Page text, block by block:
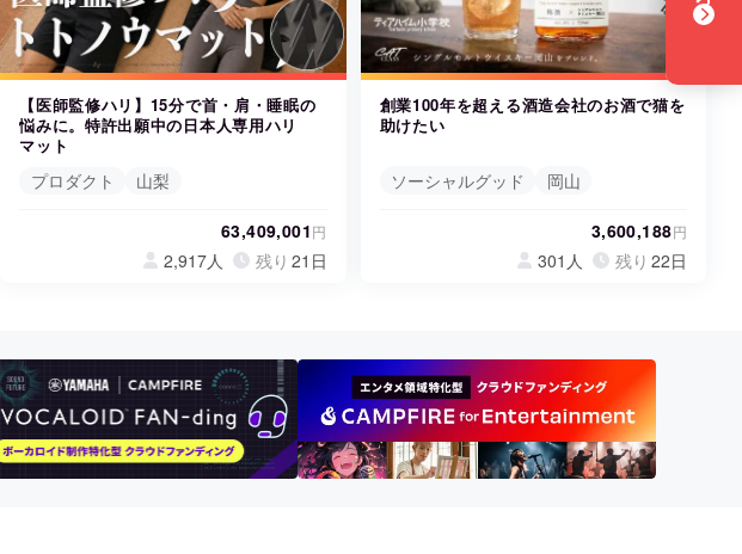
【医師監修ハリ】15分で首・肩・睡眠の
悩みに。特許出願中の日本人専用ハリ
マット
プロダクト 山梨
63,409,001円
2,917人 残り 21日
創業100年を超える酒造会社のお酒で猫を
助けたい
ソーシャルグッド 岡山
3,600,188円
301人 残り 22日